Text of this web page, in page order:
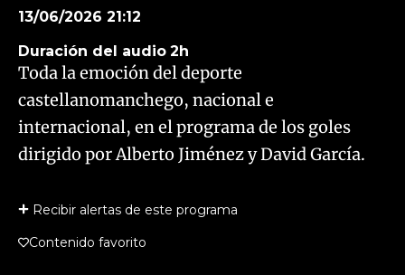
13/06/2026 21:12
Duración del audio 2h
Toda la emoción del deporte
castellanomanchego, nacional e
internacional, en el programa de los goles
dirigido por Alberto Jiménez y David García.
Recibir alertas de este programa
Contenido favorito